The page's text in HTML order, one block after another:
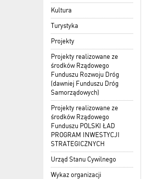
Kultura
Turystyka
Projekty
Projekty realizowane ze
środków Rządowego
Funduszu Rozwoju Dróg
(dawniej Funduszu Dróg
Samorządowych)
Projekty realizowane ze
środków Rządowego
Funduszu POLSKI ŁAD
PROGRAM INWESTYCJI
STRATEGICZNYCH
Urząd Stanu Cywilnego
Wykaz organizacji